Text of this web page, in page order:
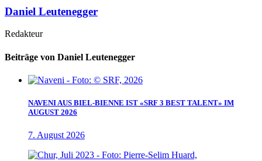
Daniel Leutenegger
Redakteur
Beiträge von Daniel Leutenegger
NAVENI AUS BIEL-BIENNE IST «SRF 3 BEST TALENT» IM
AUGUST 2026
7. August 2026